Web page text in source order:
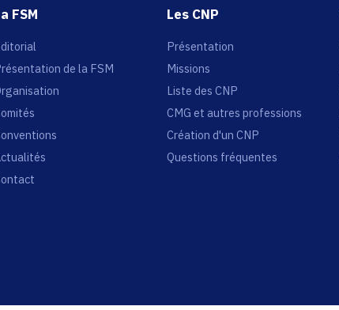
FSM
de la FSM
Les CNP
Présentation
Missions
Liste des CNP
CMG et autres professions
Création d'un CNP
Questions fréquentes